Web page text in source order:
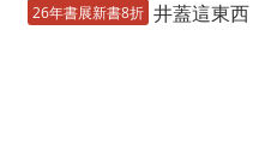
26年書展新書8折